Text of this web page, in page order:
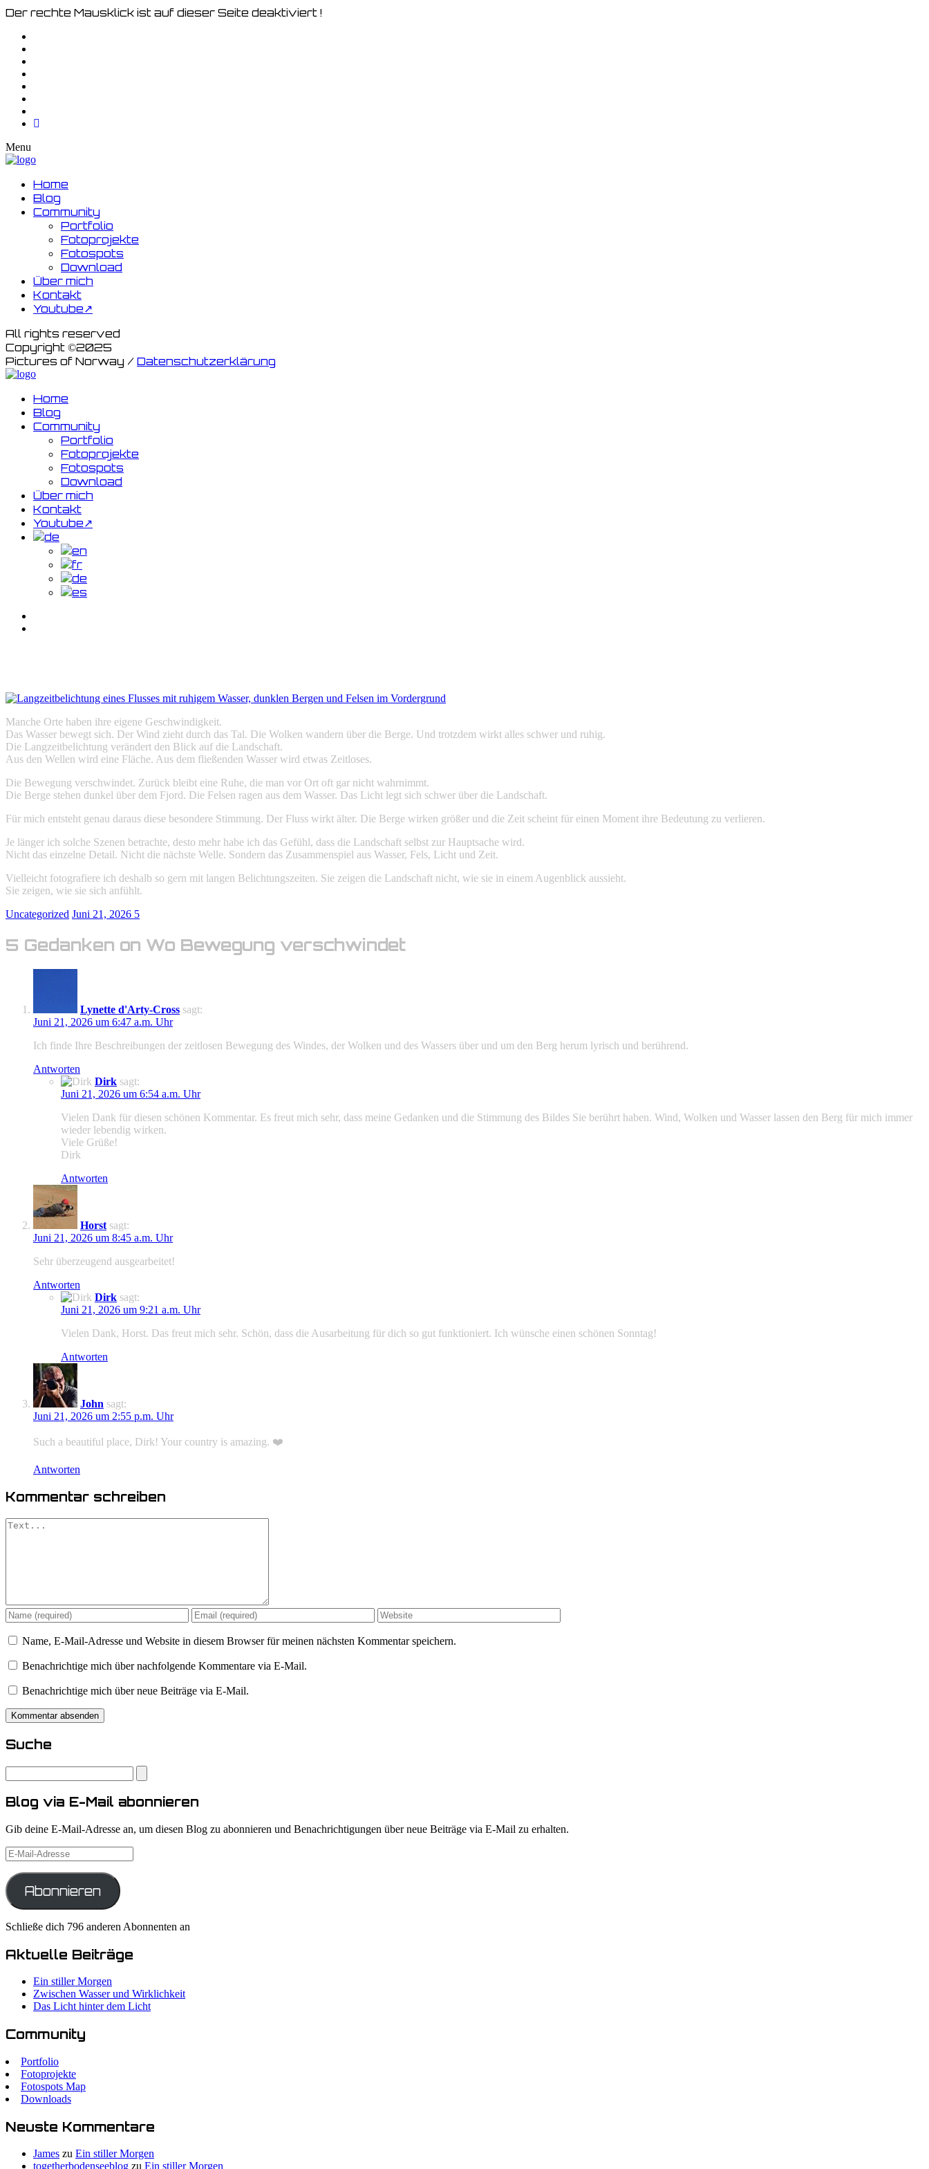
Der rechte Mausklick ist auf dieser Seite deaktiviert !
Menu
Home
Blog
Community
Portfolio
Fotoprojekte
Fotospots
Download
Über mich
Kontakt
Youtube↗
All rights reserved
Copyright ©2025
Pictures of Norway / Datenschutzerklärung
Home
Blog
Community
Portfolio
Fotoprojekte
Fotospots
Download
Über mich
Kontakt
Youtube↗
Manche Orte haben ihre eigene Geschwindigkeit.
Das Wasser bewegt sich. Der Wind zieht durch das Tal. Die Wolken wandern über die Berge. Und trotzdem wirkt alles schwer und ruhig.
Die Langzeitbelichtung verändert den Blick auf die Landschaft.
Aus den Wellen wird eine Fläche. Aus dem fließenden Wasser wird etwas Zeitloses.
Die Bewegung verschwindet. Zurück bleibt eine Ruhe, die man vor Ort oft gar nicht wahrnimmt.
Die Berge stehen dunkel über dem Fjord. Die Felsen ragen aus dem Wasser. Das Licht legt sich schwer über die Landschaft.
Für mich entsteht genau daraus diese besondere Stimmung. Der Fluss wirkt älter. Die Berge wirken größer und die Zeit scheint für einen Moment ihre Bedeutung zu verlieren.
Je länger ich solche Szenen betrachte, desto mehr habe ich das Gefühl, dass die Landschaft selbst zur Hauptsache wird.
Nicht das einzelne Detail. Nicht die nächste Welle. Sondern das Zusammenspiel aus Wasser, Fels, Licht und Zeit.
Vielleicht fotografiere ich deshalb so gern mit langen Belichtungszeiten. Sie zeigen die Landschaft nicht, wie sie in einem Augenblick aussieht.
Sie zeigen, wie sie sich anfühlt.
Uncategorized Juni 21, 2026 5
5 Gedanken on Wo Bewegung verschwindet
Lynette d'Arty-Cross sagt:
Juni 21, 2026 um 6:47 a.m. Uhr
Ich finde Ihre Beschreibungen der zeitlosen Bewegung des Windes, der Wolken und des Wassers über und um den Berg herum lyrisch und berührend.
Antworten
Dirk sagt:
Juni 21, 2026 um 6:54 a.m. Uhr
Vielen Dank für diesen schönen Kommentar. Es freut mich sehr, dass meine Gedanken und die Stimmung des Bildes Sie berührt haben. Wind, Wolken und Wasser lassen den Berg für mich immer
wieder lebendig wirken.
Viele Grüße!
Dirk
Antworten
Horst sagt:
Juni 21, 2026 um 8:45 a.m. Uhr
Sehr überzeugend ausgearbeitet!
Antworten
Dirk sagt:
Juni 21, 2026 um 9:21 a.m. Uhr
Vielen Dank, Horst. Das freut mich sehr. Schön, dass die Ausarbeitung für dich so gut funktioniert. Ich wünsche einen schönen Sonntag!
Antworten
John sagt:
Juni 21, 2026 um 2:55 p.m. Uhr
Such a beautiful place, Dirk! Your country is amazing. ❤️
Antworten
Kommentar schreiben
Comment
Name, E-Mail-Adresse und Website in diesem Browser für meinen nächsten Kommentar speichern.
Benachrichtige mich über nachfolgende Kommentare via E-Mail.
Benachrichtige mich über neue Beiträge via E-Mail.
Suche
Blog via E-Mail abonnieren
Gib deine E-Mail-Adresse an, um diesen Blog zu abonnieren und Benachrichtigungen über neue Beiträge via E-Mail zu erhalten.
E-
Mail-
Adresse
Abonnieren
Schließe dich 796 anderen Abonnenten an
Aktuelle Beiträge
Ein stiller Morgen
Zwischen Wasser und Wirklichkeit
Das Licht hinter dem Licht
Community
Portfolio
Fotoprojekte
Fotospots Map
Downloads
Neuste Kommentare
James zu Ein stiller Morgen
togetherbodenseeblog zu Ein stiller Morgen